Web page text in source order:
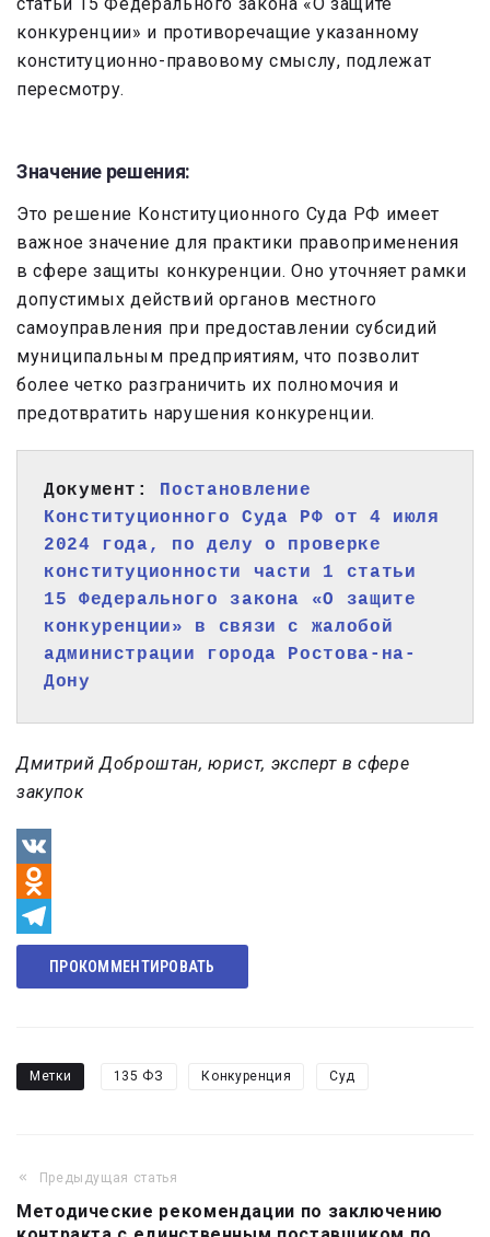
конкуренции» и противоречащие указанному
конституционно-правовому смыслу, подлежат
пересмотру.
Значение решения:
Это решение Конституционного Суда РФ имеет
важное значение для практики правоприменения
в сфере защиты конкуренции. Оно уточняет рамки
допустимых действий органов местного
самоуправления при предоставлении субсидий
муниципальным предприятиям, что позволит
более четко разграничить их полномочия и
предотвратить нарушения конкуренции.
Документ: Постановление
Конституционного Суда РФ от 4 июля
2024 года, по делу о проверке
конституционности части 1 статьи
15 Федерального закона «О защите
конкуренции» в связи с жалобой
администрации города Ростова-на-
Дону
Дмитрий Доброштан, юрист, эксперт в сфере
закупок
VK
Odnoklassniki
Telegram
ПРОКОММЕНТИРОВАТЬ
Метки 135 ФЗ Конкуренция Суд
Навигация
по
Предыдущая статья
Методические рекомендации по заключению